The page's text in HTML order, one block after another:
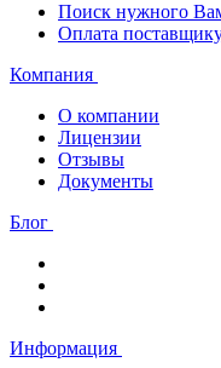
Поиск нужного
Оплата
Компания
О компании
Лицензии
Отзывы
Документы
Блог
Информация